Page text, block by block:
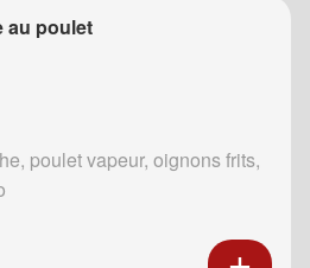
au poulet
poulet vapeur, oignons frits,